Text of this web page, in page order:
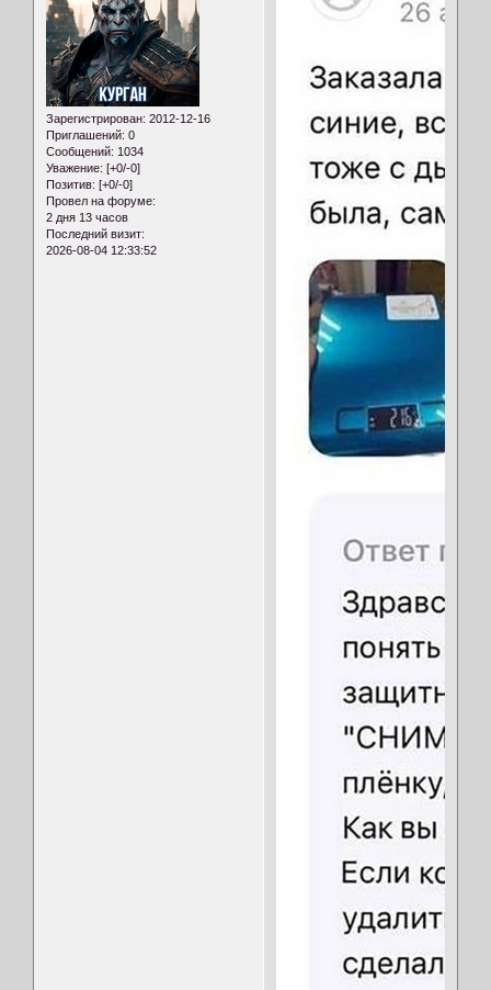
Зарегистрирован: 2012-12-16
Приглашений: 0
Сообщений: 1034
Уважение: [+0/-0]
Позитив: [+0/-0]
Провел на форуме:
2 дня 13 часов
Последний визит:
2026-08-04 12:33:52